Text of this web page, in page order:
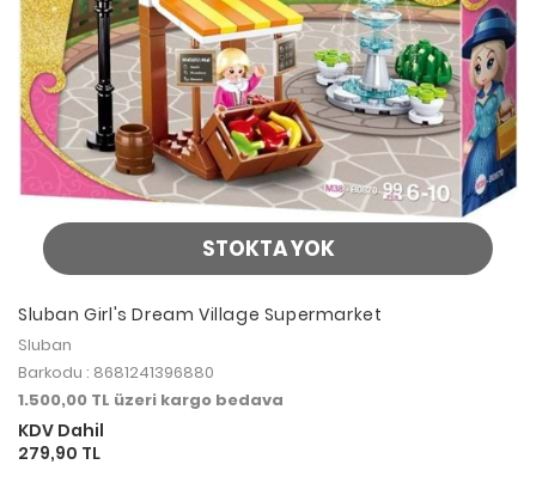
STOKTA YOK
Sluban Girl's Dream Village Supermarket
Sluban
Barkodu : 8681241396880
1.500,00 TL üzeri kargo bedava
KDV Dahil
279,90 TL